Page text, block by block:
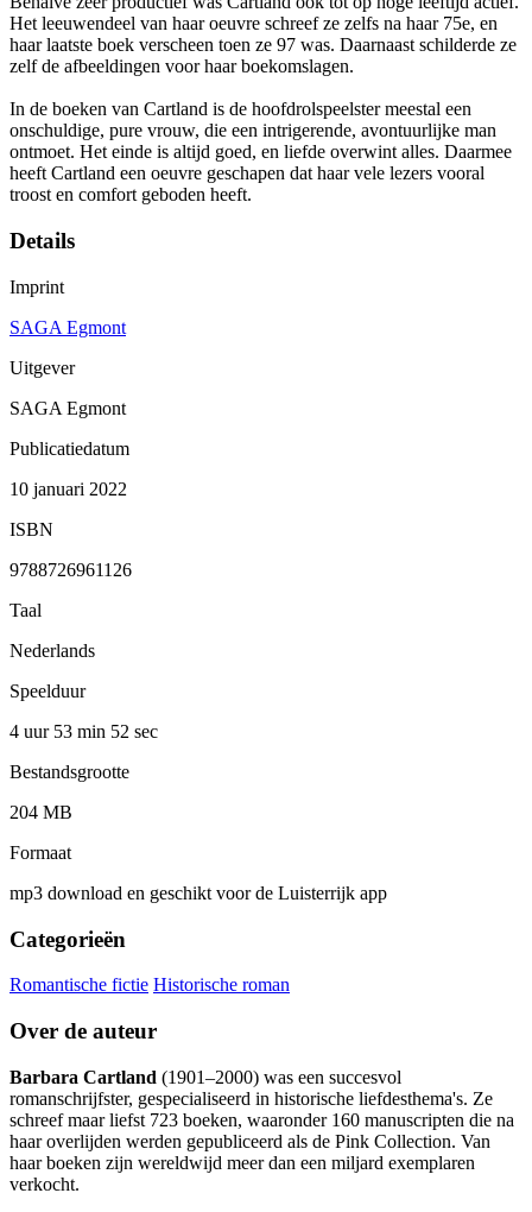
Het leeuwendeel van haar oeuvre schreef ze zelfs na haar 75e, en
haar laatste boek verscheen toen ze 97 was. Daarnaast schilderde ze
zelf de afbeeldingen voor haar boekomslagen.
In de boeken van Cartland is de hoofdrolspeelster meestal een
onschuldige, pure vrouw, die een intrigerende, avontuurlijke man
ontmoet. Het einde is altijd goed, en liefde overwint alles. Daarmee
heeft Cartland een oeuvre geschapen dat haar vele lezers vooral
troost en comfort geboden heeft.
Details
Imprint
SAGA Egmont
Uitgever
SAGA Egmont
Publicatiedatum
10 januari 2022
ISBN
9788726961126
Taal
Nederlands
Speelduur
4 uur 53 min 52 sec
Bestandsgrootte
204 MB
Formaat
mp3 download en geschikt voor de Luisterrijk app
Categorieën
Romantische fictie Historische roman
Over de auteur
Barbara Cartland (1901–2000) was een succesvol
romanschrijfster, gespecialiseerd in historische liefdesthema's. Ze
schreef maar liefst 723 boeken, waaronder 160 manuscripten die na
haar overlijden werden gepubliceerd als de Pink Collection. Van
haar boeken zijn wereldwijd meer dan een miljard exemplaren
verkocht.